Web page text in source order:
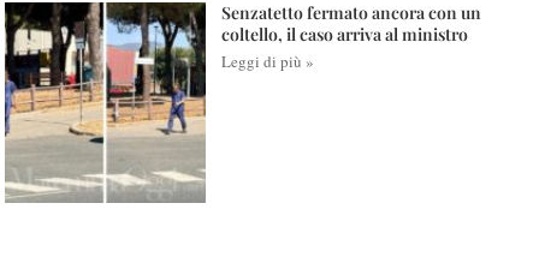
Senzatetto fermato ancora con un
coltello, il caso arriva al ministro
Leggi di più »